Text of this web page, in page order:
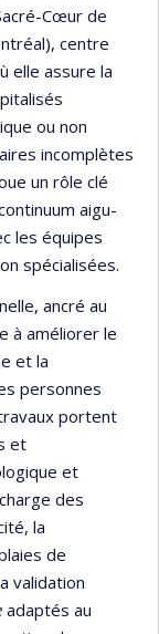
Cœur de
centre
elle assure la
ou non
incomplètes
un rôle clé
aigu-
les équipes
spécialisées.
ancré au
à améliorer le
et la
personnes
portent
et
et
des
la
de
validation
adaptés au